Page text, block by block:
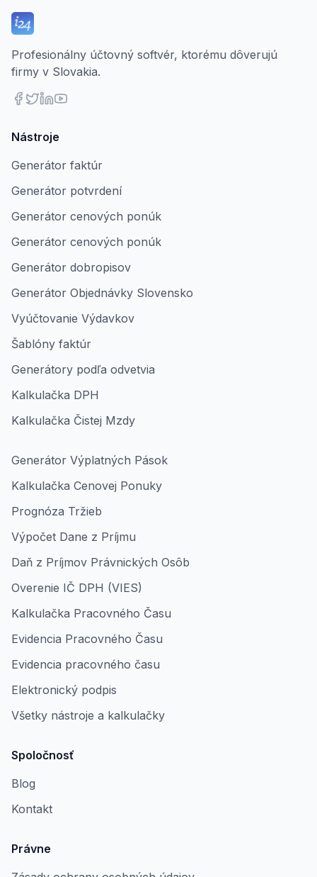
Profesionálny účtovný softvér, ktorému dôverujú
firmy v Slovakia.
Nástroje
Generátor faktúr
Generátor potvrdení
Generátor cenových ponúk
Generátor cenových ponúk
Generátor dobropisov
Generátor Objednávky Slovensko
Vyúčtovanie Výdavkov
Šablóny faktúr
Generátory podľa odvetvia
Kalkulačka DPH
Kalkulačka Čistej Mzdy
Generátor Výplatných Pások
Kalkulačka Cenovej Ponuky
Prognóza Tržieb
Výpočet Dane z Príjmu
Daň z Príjmov Právnických Osôb
Overenie IČ DPH (VIES)
Kalkulačka Pracovného Času
Evidencia Pracovného Času
Evidencia pracovného času
Elektronický podpis
Všetky nástroje a kalkulačky
Spoločnosť
Blog
Kontakt
Právne